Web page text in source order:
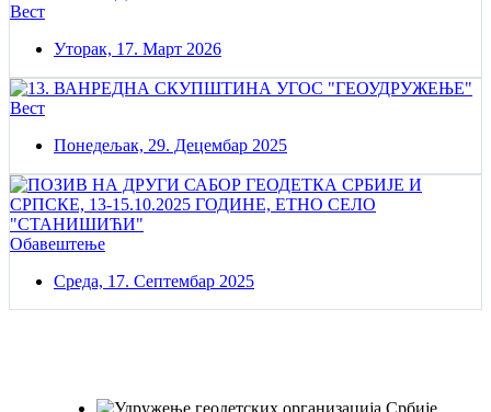
Вест
Уторак, 17. Март 2026
Вест
Понедељак, 29. Децембар 2025
Обавештење
Среда, 17. Септембар 2025